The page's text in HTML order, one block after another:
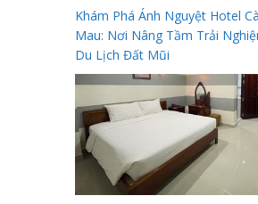
Khám Phá Ánh Nguyệt Hotel Cà
Mau: Nơi Nâng Tầm Trải
Du Lịch Đất Mũi